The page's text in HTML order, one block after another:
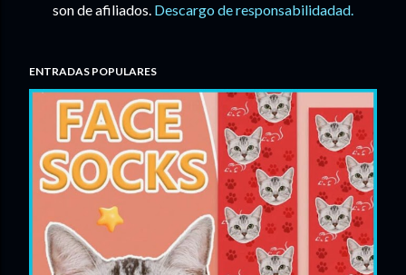
son de afiliados. Descargo de responsabilidadad.
ENTRADAS POPULARES